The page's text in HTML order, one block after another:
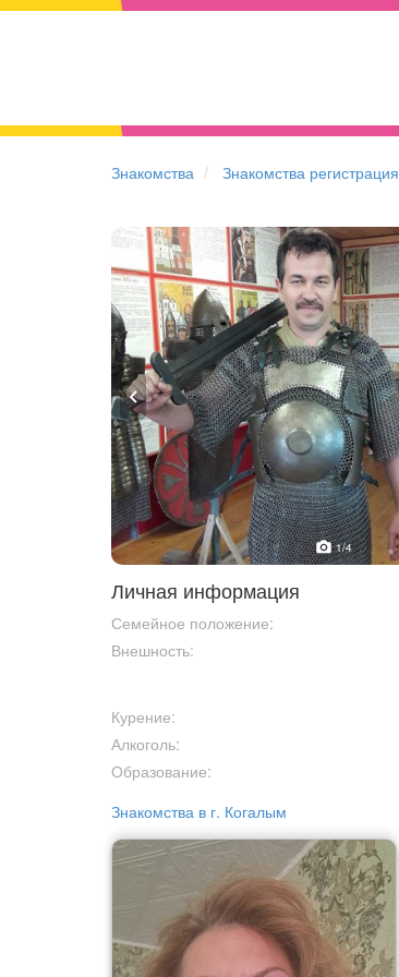
Знакомства Знакомства регистрация
1/4
Личная информация
Семейное положение:
Внешность:
Курение:
Алкоголь:
Образование:
Знакомства в г. Когалым